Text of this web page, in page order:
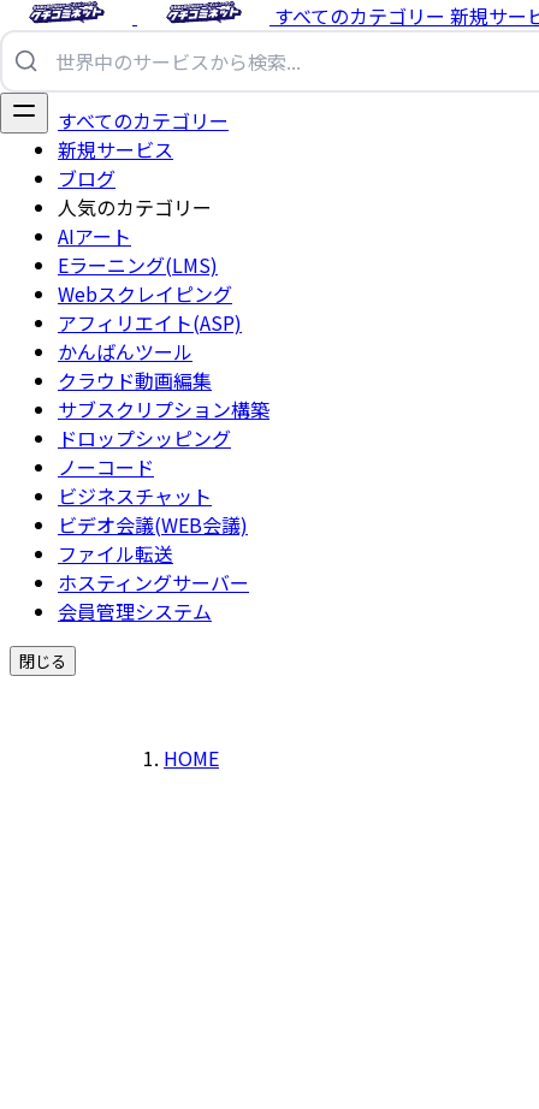
すべてのカテゴリー 新規サー
すべてのカテゴリー
新規サービス
ブログ
人気のカテゴリー
AIアート
Eラーニング(LMS)
Webスクレイピング
アフィリエイト(ASP)
かんばんツール
クラウド動画編集
サブスクリプション構築
ドロップシッピング
ノーコード
ビジネスチャット
ビデオ会議(WEB会議)
ファイル転送
ホスティングサーバー
会員管理システム
閉じる
HOME